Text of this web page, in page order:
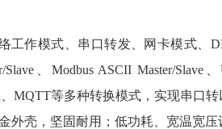
工作模式、串口转发、网卡模式
、Modbus ASCII Master/Slave
、MQTT等多种转换模式，实现串
外壳，坚固耐用；低功耗、宽温宽